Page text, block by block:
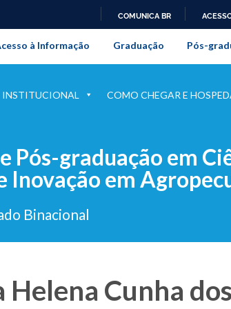
PARA
O
COMUNICA BR
da Universidade
à Informação Graduação Pós-
INSTITUCIONAL COMO CHEGAR E
Pós-graduação em
Inovação em
Binacional
Helena Cunha